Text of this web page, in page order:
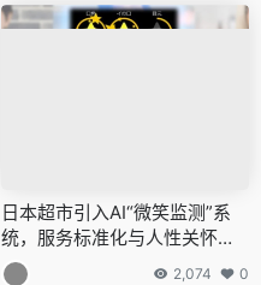
日本超市引入AI“微笑监测”系
统，服务标准化与人性关怀的
边界探讨
2,074 0